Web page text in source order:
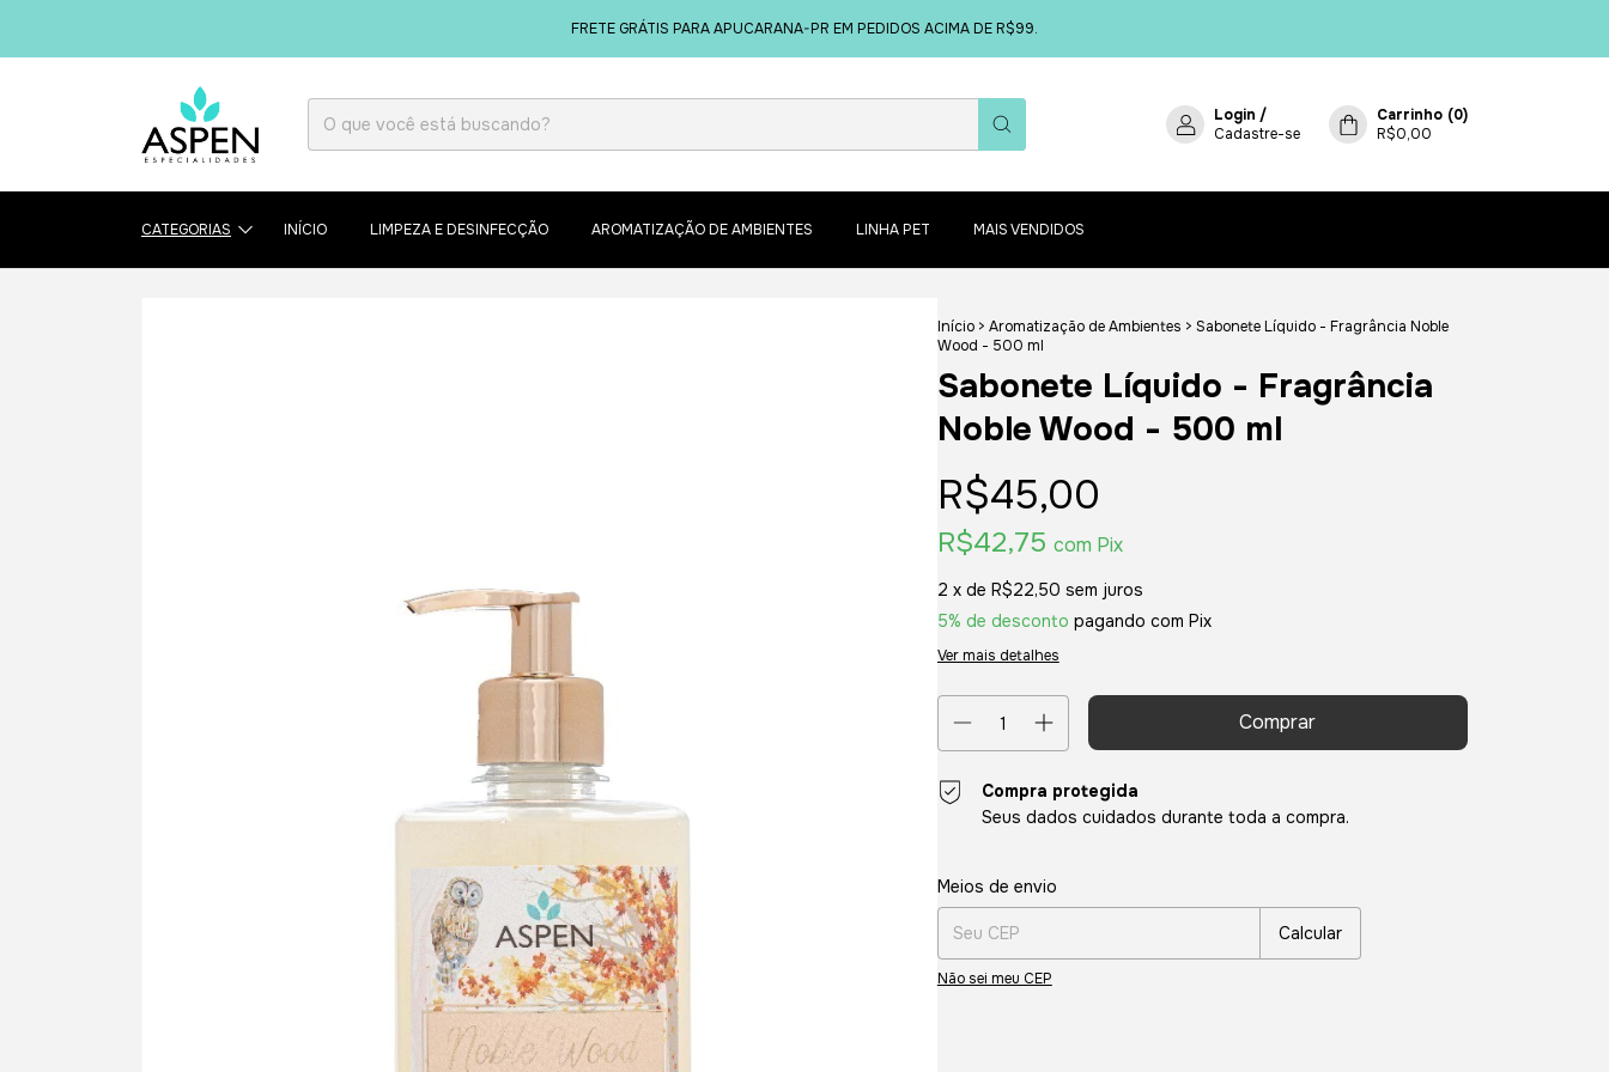
FRETE GRÁTIS PARA APUCARANA-PR EM PEDIDOS ACIMA DE R$99.
Login /
Cadastre-se
Carrinho (0)
R$0,00
CATEGORIAS INÍCIO LIMPEZA E DESINFECÇÃO AROMATIZAÇÃO DE AMBIENTES LINHA PET MAIS VENDIDOS
Início > Aromatização de Ambientes > Sabonete Líquido - Fragrância Noble
Wood - 500 ml
Sabonete Líquido - Fragrância
Noble Wood - 500 ml
R$45,00
R$42,75 com Pix
2 x de R$22,50 sem juros
5% de desconto pagando com Pix
Ver mais detalhes
Compra protegida
Seus dados cuidados durante toda a compra.
Entregas para o CEP:
Meios de envio
Calcular
Não sei meu CEP